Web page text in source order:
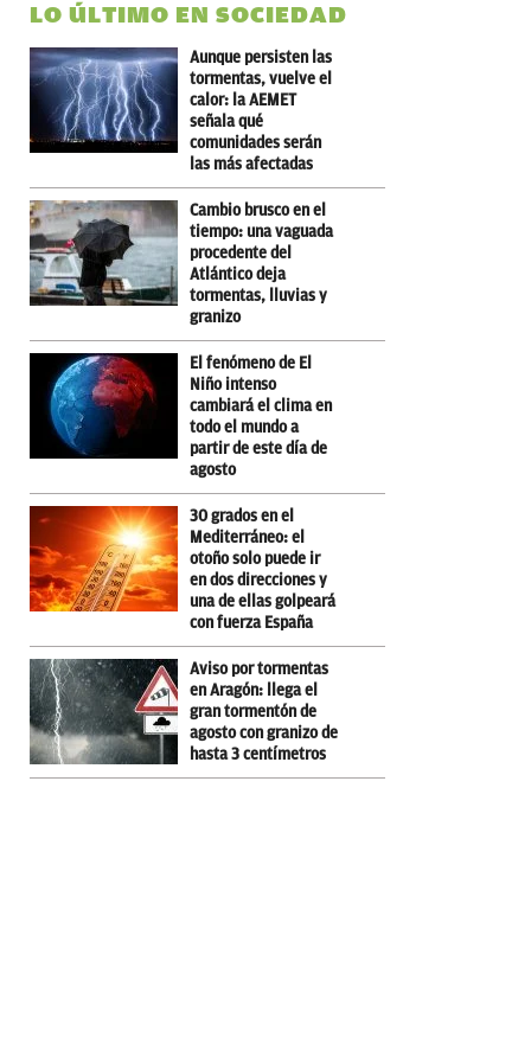
LO ÚLTIMO EN SOCIEDAD
Aunque persisten las
tormentas, vuelve el
calor: la AEMET
señala qué
comunidades serán
las más afectadas
Cambio brusco en el
tiempo: una vaguada
procedente del
Atlántico deja
tormentas, lluvias y
granizo
El fenómeno de El
Niño intenso
cambiará el clima en
todo el mundo a
partir de este día de
agosto
30 grados en el
Mediterráneo: el
otoño solo puede ir
en dos direcciones y
una de ellas golpeará
con fuerza España
Aviso por tormentas
en Aragón: llega el
gran tormentón de
agosto con granizo de
hasta 3 centímetros